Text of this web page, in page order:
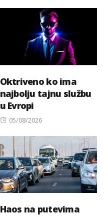
Oktriveno ko ima
najbolju tajnu službu
u Evropi
Posted
05/08/2026
Haos na putevima